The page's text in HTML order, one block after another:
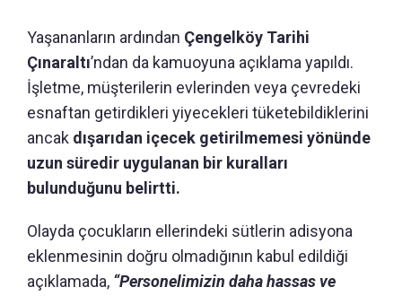
Yaşananların ardından Çengelköy Tarihi
Çınaraltı’ndan da kamuoyuna açıklama yapıldı.
İşletme, müşterilerin evlerinden veya çevredeki
esnaftan getirdikleri yiyecekleri tüketebildiklerini
ancak dışarıdan içecek getirilmemesi yönünde
uzun süredir uygulanan bir kuralları
bulunduğunu belirtti.
Olayda çocukların ellerindeki sütlerin adisyona
eklenmesinin doğru olmadığının kabul edildiği
açıklamada, “Personelimizin daha hassas ve